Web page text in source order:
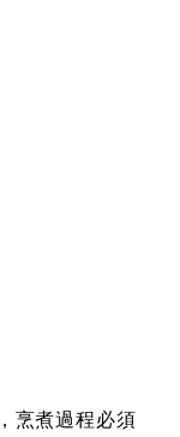
烹煮過程必須